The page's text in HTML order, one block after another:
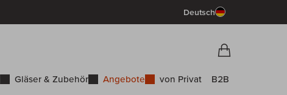
Deutsch
Gläser & Zubehör Angebote von Privat B2B